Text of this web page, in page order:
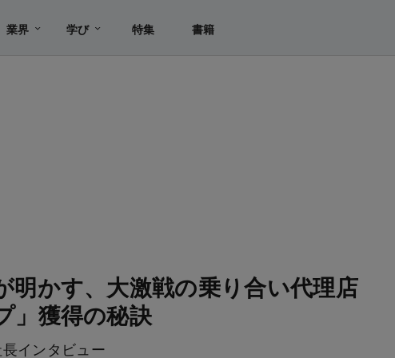
業界 学び 特集 書籍
明かす、大激戦の乗り合い代理店
」獲得の秘訣
インタビュー